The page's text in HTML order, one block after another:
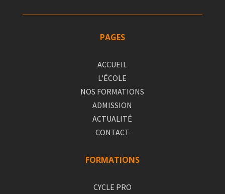
PAGES
ACCUEIL
L'ÉCOLE
NOS FORMATIONS
ADMISSION
ACTUALITÉ
CONTACT
FORMATIONS
CYCLE PRO